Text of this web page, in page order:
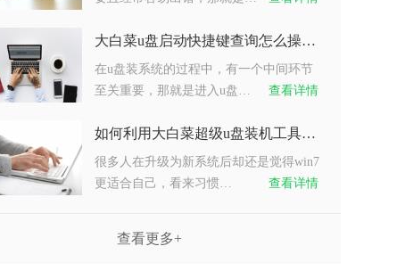
大白菜u盘启动快捷键查询怎么操作？
在u盘装系统的过程中，有一个中间环节
至关重要，那就是进入u盘…
查看详情
如何利用大白菜超级u盘装机工具重装系统win7？
很多人在升级为新系统后却还是觉得win7
更适合自己，看来习惯…
查看详情
查看更多+